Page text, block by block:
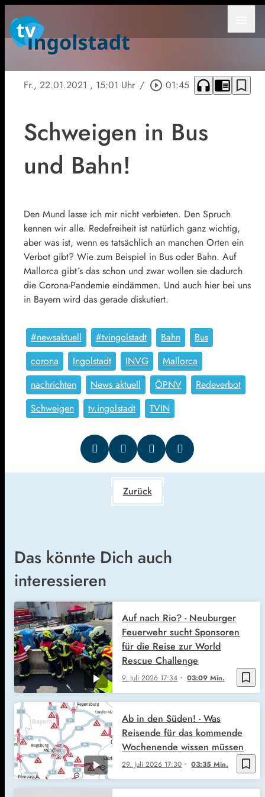
Fr., 22.01.2021 , 15:01 Uhr / play_circle_outline 01:45 headphones chrome_reader_mode bookmark_border
Schweigen in Bus
und Bahn!
Den Mund lasse ich mir nicht verbieten. Den Spruch
kennen wir alle. Redefreiheit ist natürlich ganz wichtig,
aber was ist, wenn es tatsächlich an manchen Orten ein
Verbot gibt? Wie zum Beispiel in Bus oder Bahn. Auf
Mallorca gibt´s das schon und zwar wollen sie dadurch
die Corona-Pandemie eindämmen. Und auch hier bei uns
in Bayern wird das gerade diskutiert.
#newsaktuell #tvingolstadt Bahn
Bus
corona
Ingolstadt INVG
Mallorca
nachrichten
News aktuell ÖPNV
Redeverbot
Schweigen
tv.ingolstadt TVIN
Zurück
Das könnte Dich auch
interessieren
bookmark_border
9. Juli 2026 17:34 03:09 Min.
Auf nach Rio? - Neuburger
Feuerwehr sucht Sponsoren
für die Reise zur World
Rescue Challenge
bookmark_border
29. Juli 2026 17:30 03:35 Min.
Ab in den Süden! - Was
Reisende für das kommende
Wochenende wissen müssen